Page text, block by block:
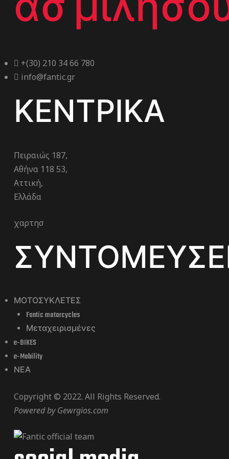
+(30) 210 34 66 780
info@fantic.gr
ΚΕΝΤΡΙΚΑ
Πειραιώς 187,
Αθήνα 118 53,
Αττική,
Ελλάδα
χαρτησ
ΜΟΤΟΣΥΚΛΕΤΕΣ
Fantic motorcycles
Μεταχειρισμένες
e-BIKES
e-Mobility
ΝΕΑ
Copyright © 2022. All Rights Reserved.
Powered byGewrgios.com